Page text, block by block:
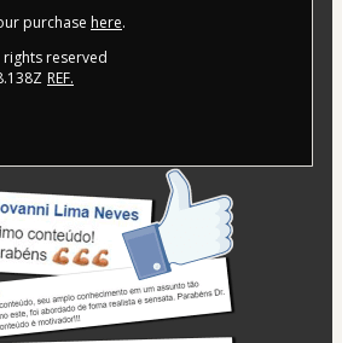
purchase here.
rights reserved
REF.